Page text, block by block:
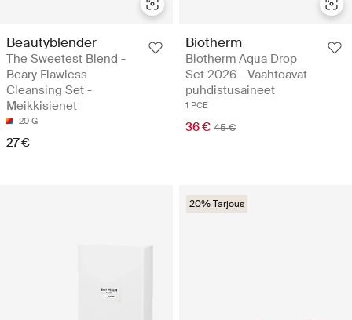
Beautyblender
The Sweetest Blend -
Beary Flawless
Cleansing Set -
Meikkisienet
20 G
27 €
Biotherm
Biotherm Aqua Drop
Set 2026 - Vaahtoavat
puhdistusaineet
1 PCE
36 € 45 €
20% Tarjous